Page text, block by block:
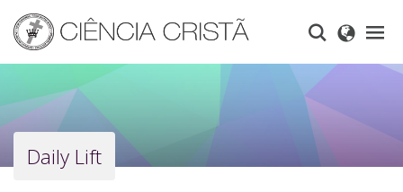
main
content
Daily Lift